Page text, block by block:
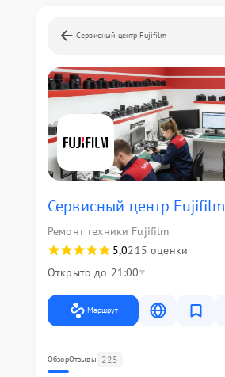
Сервисный центр Fujifilm
Сервисный центр Fujifilm
Ремонт техники Fujifilm
5,0215 оценки
Открыто до 21:00
Маршрут
ОбзорОтзывы 225